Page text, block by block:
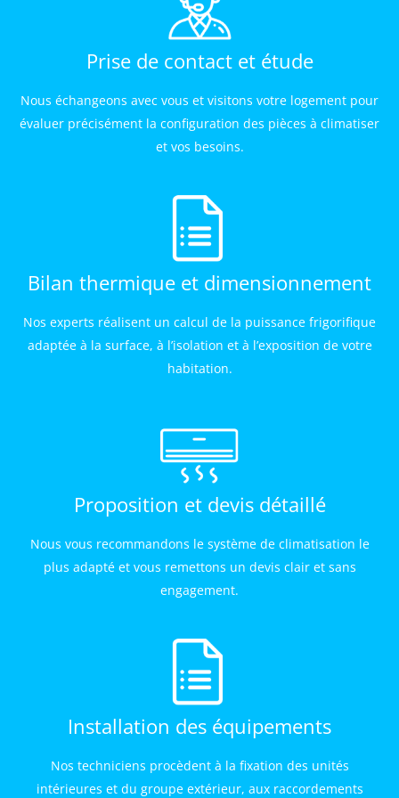
Prise de contact et étude
Nous échangeons avec vous et visitons votre logement pour
évaluer précisément la configuration des pièces à climatiser
et vos besoins.
Bilan thermique et dimensionnement
Nos experts réalisent un calcul de la puissance frigorifique
adaptée à la surface, à l’isolation et à l’exposition de votre
habitation.
Proposition et devis détaillé
Nous vous recommandons le système de climatisation le
plus adapté et vous remettons un devis clair et sans
engagement.
Installation des équipements
Nos techniciens procèdent à la fixation des unités
intérieures et du groupe extérieur, aux raccordements